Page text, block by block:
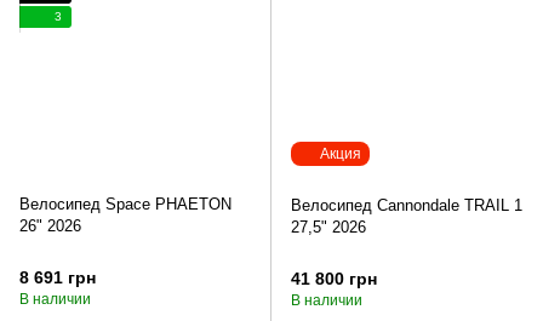
3
Велосипед Space PHAETON
26" 2026
8 691 грн
В наличии
Акция
Велосипед Cannondale TRAIL 1
27,5" 2026
41 800 грн
В наличии